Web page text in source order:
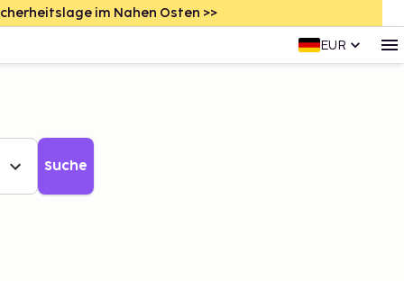
im Nahen Osten >>
EUR
Suche